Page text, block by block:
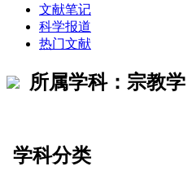
文献笔记
科学报道
热门文献
所属学科：宗教学
科分类